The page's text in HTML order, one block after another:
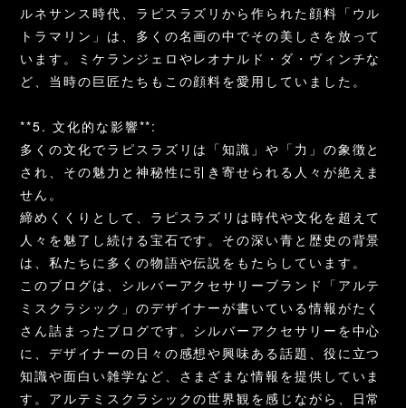
ルネサンス時代、ラピスラズリから作られた顔料「ウル
トラマリン」は、多くの名画の中でその美しさを放って
います。ミケランジェロやレオナルド・ダ・ヴィンチな
ど、当時の巨匠たちもこの顔料を愛用していました。
**5. 文化的な影響**:
多くの文化でラピスラズリは「知識」や「力」の象徴と
され、その魅力と神秘性に引き寄せられる人々が絶えま
せん。
締めくくりとして、ラピスラズリは時代や文化を超えて
人々を魅了し続ける宝石です。その深い青と歴史の背景
は、私たちに多くの物語や伝説をもたらしています。
このブログは、シルバーアクセサリーブランド「アルテ
ミスクラシック」のデザイナーが書いている情報がたく
さん詰まったブログです。シルバーアクセサリーを中心
に、デザイナーの日々の感想や興味ある話題、役に立つ
知識や面白い雑学など、さまざまな情報を提供していま
す。アルテミスクラシックの世界観を感じながら、日常